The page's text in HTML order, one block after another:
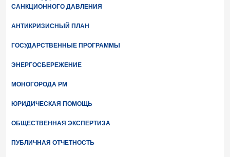
САНКЦИОННОГО ДАВЛЕНИЯ
АНТИКРИЗИСНЫЙ ПЛАН
ГОСУДАРСТВЕННЫЕ ПРОГРАММЫ
ЭНЕРГОСБЕРЕЖЕНИЕ
МОНОГОРОДА РМ
ЮРИДИЧЕСКАЯ ПОМОЩЬ
ОБЩЕСТВЕННАЯ ЭКСПЕРТИЗА
ПУБЛИЧНАЯ ОТЧЕТНОСТЬ